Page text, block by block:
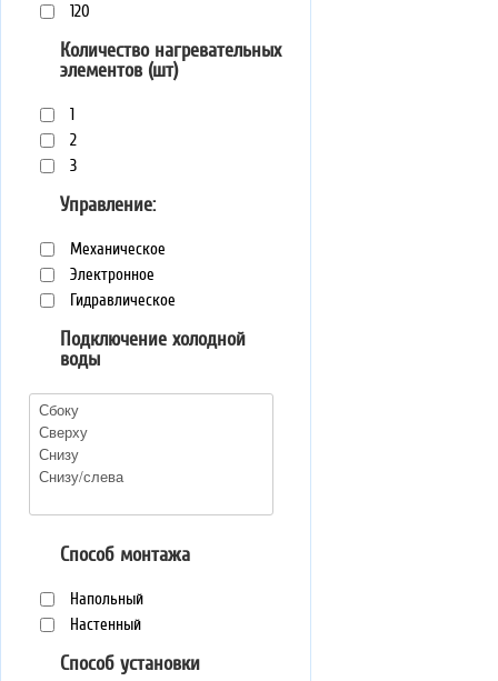
120
Количество нагревательных
элементов (шт)
1
2
3
Управление:
Механическое
Электронное
Гидравлическое
Подключение холодной
воды
Способ монтажа
Напольный
Настенный
Способ установки